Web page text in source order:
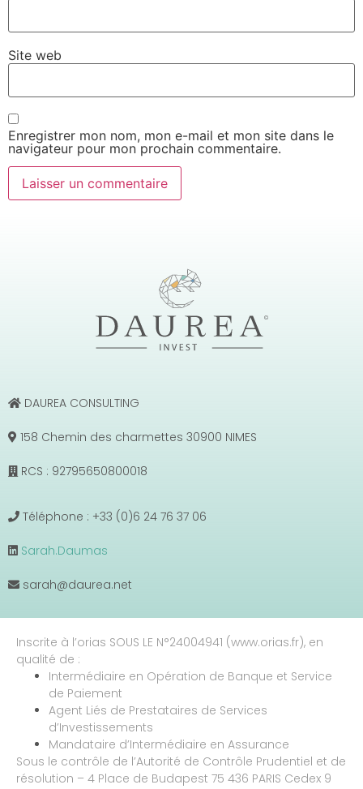
Site web
Enregistrer mon nom, mon e-mail et mon site dans le
navigateur pour mon prochain commentaire.
DAUREA CONSULTING
158 Chemin des charmettes 30900 NIMES
RCS : 92795650800018
Téléphone : +33 (0)6 24 76 37 06
Sarah.Daumas
sarah@daurea.net
Inscrite à l’orias SOUS LE N°24004941 (www.orias.fr), en
qualité de :
Intermédiaire en Opération de Banque et Service
de Paiement
Agent Liés de Prestataires de Services
d’Investissements
Mandataire d’Intermédiaire en Assurance
Sous le contrôle de l’Autorité de Contrôle Prudentiel et de
résolution – 4 Place de Budapest 75 436 PARIS Cedex 9